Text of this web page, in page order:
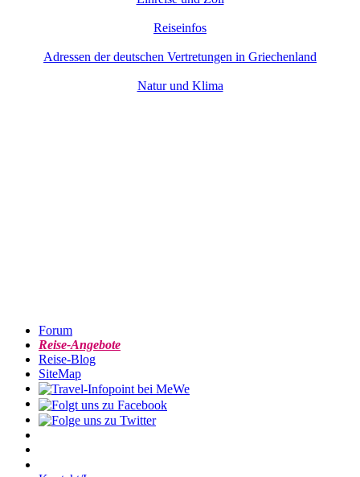
Reiseinfos
Adressen der deutschen Vertretungen in Griechenland
Natur und Klima
Forum
Reise-Angebote
Reise-Blog
SiteMap